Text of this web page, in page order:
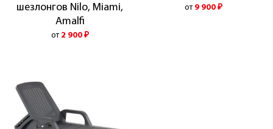
шезлонгов Nilo, Miami,
Amalfi
от 2 900 ₽
от 9 900 ₽